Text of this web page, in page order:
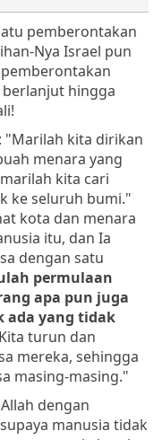
pemberontakan
Nya Israel pun
hingga
"Marilah kita dirikan
menara yang
kita cari
ke seluruh bumi."
kota dan menara
itu, dan Ia
dengan satu
permulaan
apa pun juga
ada yang tidak
turun dan
mereka, sehingga
masing-masing."
dengan
manusia tidak